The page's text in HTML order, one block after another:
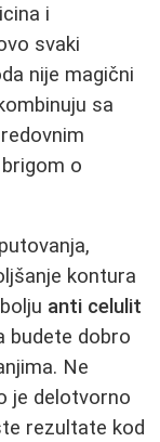
i
svaki
nije magični
sa
o
kontura
anti celulit
budete dobro
Ne
je delotvorno
rezultate kod